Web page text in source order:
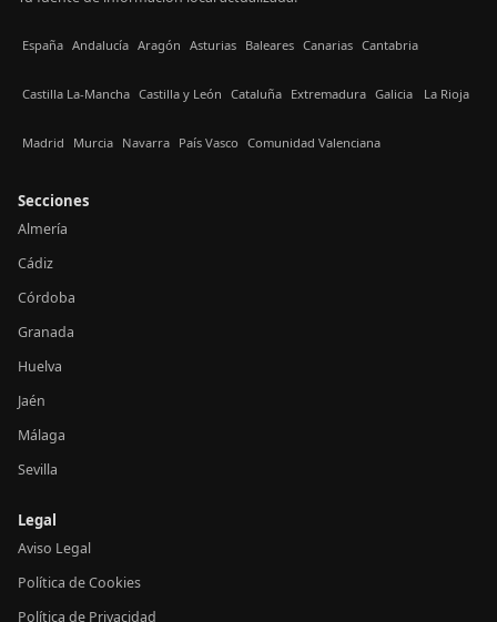
España Andalucía Aragón Asturias Baleares Canarias Cantabria
Castilla La-Mancha Castilla y León Cataluña Extremadura Galicia La Rioja
Madrid Murcia Navarra País Vasco Comunidad Valenciana
Secciones
Almería
Cádiz
Córdoba
Granada
Huelva
Jaén
Málaga
Sevilla
Legal
Aviso Legal
Política de Cookies
Política de Privacidad